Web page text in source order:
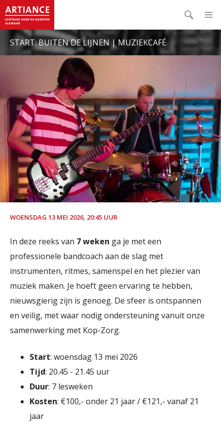
START: BUITEN DE LIJNEN | MUZIEKCAFÉ
WOENSDAG 13 MEI 2026, 20:45 UUR
In deze reeks van 7 weken ga je met een
professionele bandcoach aan de slag met
instrumenten, ritmes, samenspel en het plezier van
muziek maken. Je hoeft geen ervaring te hebben,
nieuwsgierig zijn is genoeg. De sfeer is ontspannen
en veilig, met waar nodig ondersteuning vanuit onze
samenwerking met Kop-Zorg.
Start: woensdag 13 mei 2026
Tijd: 20.45 - 21.45 uur
Duur: 7 lesweken
Kosten: €100,- onder 21 jaar / €121,- vanaf 21
jaar